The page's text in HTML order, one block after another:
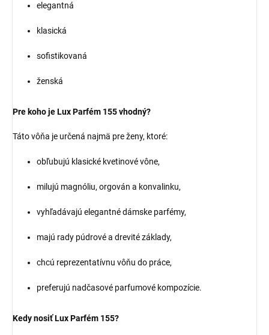
elegantná
klasická
sofistikovaná
ženská
Pre koho je Lux Parfém 155 vhodný?
Táto vôňa je určená najmä pre ženy, ktoré:
obľubujú klasické kvetinové vône,
milujú magnóliu, orgován a konvalinku,
vyhľadávajú elegantné dámske parfémy,
majú rady púdrové a drevité základy,
chcú reprezentatívnu vôňu do práce,
preferujú nadčasové parfumové kompozície.
Kedy nosiť Lux Parfém 155?